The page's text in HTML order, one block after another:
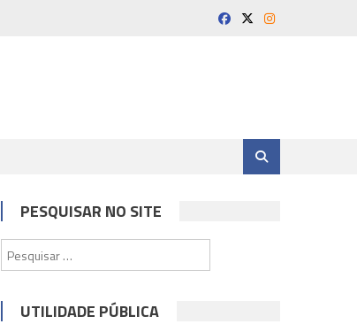
PESQUISAR NO SITE
por:
UTILIDADE PÚBLICA